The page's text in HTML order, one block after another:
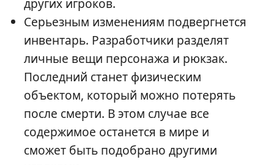
других игроков.
Серьезным изменениям подвергнется
инвентарь. Разработчики разделят
личные вещи персонажа и рюкзак.
Последний станет физическим
объектом, который можно потерять
после смерти. В этом случае все
содержимое останется в мире и
сможет быть подобрано другими